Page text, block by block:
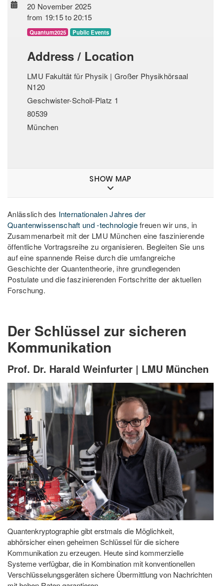
20 November 2025
from 19:15 to 20:15
Quantum2025 Public Events
Address / Location
LMU Fakultät für Physik | Großer Physikhörsaal
N120
Geschwister-Scholl-Platz 1
80539
München
SHOW MAP
Anlässlich des Internationalen Jahres der
Quantenwissenschaft und -technologiefreuen wir uns, in
Zusammenarbeit mit der LMU München eine faszinierende
öffentliche Vortragsreihe zu organisieren. Begleiten Sie uns
auf eine spannende Reise durch die umfangreiche
Geschichte der Quantentheorie, ihre grundlegenden
Postulate und die faszinierenden Fortschritte der aktuellen
Forschung.
Der Schlüssel zur sicheren
Kommunikation
Prof. Dr. Harald Weinfurter | LMU München
Quantenkryptographie gibt erstmals die Möglichkeit,
abhörsicher einen geheimen Schlüssel für die sichere
Kommunikation zu erzeugen. Heute sind kommerzielle
Systeme verfügbar, die in Kombination mit konventionellen
Verschlüsselungsgeräten sichere Übermittlung von Nachrichten